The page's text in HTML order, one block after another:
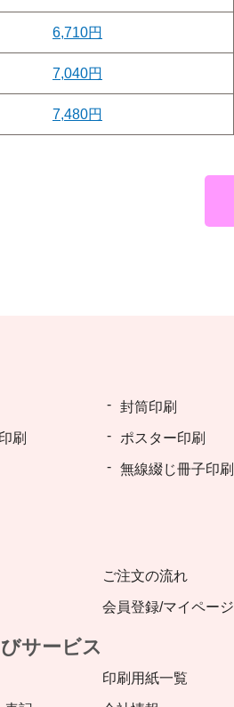
6,710円
7,040円
7,480円
封筒印刷
刷 ポスター印刷
無線綴じ冊子印刷
ご注文の流れ
会員登録/マイページ
サービス
印刷用紙一覧